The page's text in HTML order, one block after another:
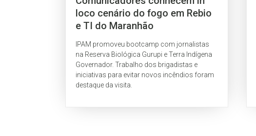
loco cenário do fogo em Rebio
e TI do Maranhão
IPAM promoveu bootcamp com jornalistas
na Reserva Biológica Gurupi e Terra Indígena
Governador. Trabalho dos brigadistas e
iniciativas para evitar novos incêndios foram
destaque da visita.